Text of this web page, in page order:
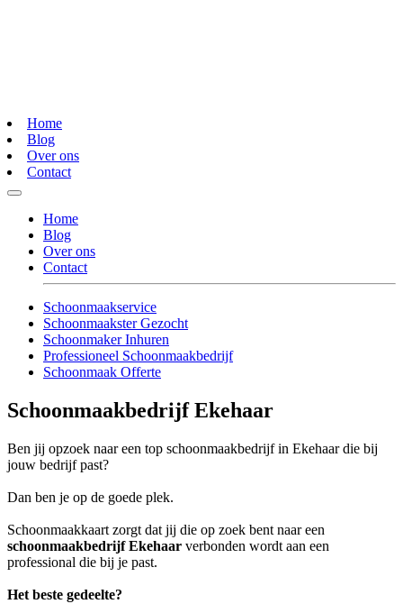
Home
Blog
Over ons
Contact
Home
Blog
Over ons
Contact
Schoonmaakservice
Schoonmaakster Gezocht
Schoonmaker Inhuren
Professioneel Schoonmaakbedrijf
Schoonmaak Offerte
Schoonmaakbedrijf Ekehaar
Ben jij opzoek naar een top schoonmaakbedrijf in Ekehaar die bij
jouw bedrijf past?
Dan ben je op de goede plek.
Schoonmaakkaart zorgt dat jij die op zoek bent naar een
schoonmaakbedrijf Ekehaar verbonden wordt aan een
professional die bij je past.
Het beste gedeelte?